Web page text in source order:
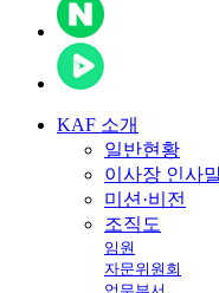
KAF 소개
일반현황
이사장 인사
미션·비전
조직도
임원
자문위원회